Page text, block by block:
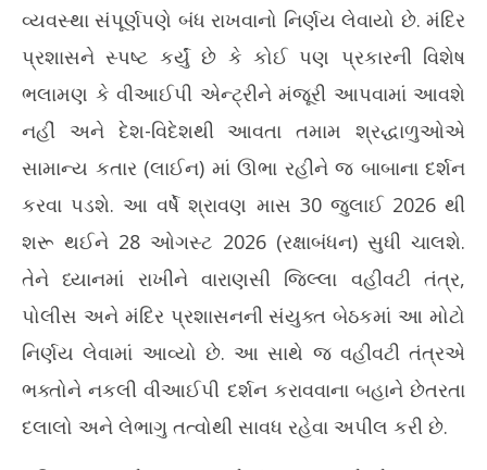
પવિત્ર શ્રાવણ માસમાં કાશી વિશ્વનાથ મંદિરમાં VIP અને પ્રોટોકોલ
દર્શન પર સદંતર પ્રતિબંધ
July
8,
2026
વ્યવસ્થા સંપૂર્ણપણે બંધ રાખવાનો નિર્ણય લેવાયો છે. મંદિર
પ્રશાસને સ્પષ્ટ કર્યું છે કે કોઈ પણ પ્રકારની વિશેષ
ભલામણ કે વીઆઈપી એન્ટ્રીને મંજૂરી આપવામાં આવશે
નહીં અને દેશ-વિદેશથી આવતા તમામ શ્રદ્ધાળુઓએ
સામાન્ય કતાર (લાઈન) માં ઊભા રહીને જ બાબાના દર્શન
કરવા પડશે. આ વર્ષે શ્રાવણ માસ 30 જુલાઈ 2026 થી
શરૂ થઈને 28 ઓગસ્ટ 2026 (રક્ષાબંધન) સુધી ચાલશે.
તેને ધ્યાનમાં રાખીને વારાણસી જિલ્લા વહીવટી તંત્ર,
પોલીસ અને મંદિર પ્રશાસનની સંયુક્ત બેઠકમાં આ મોટો
નિર્ણય લેવામાં આવ્યો છે. આ સાથે જ વહીવટી તંત્રએ
ભક્તોને નકલી વીઆઈપી દર્શન કરાવવાના બહાને છેતરતા
દલાલો અને લેભાગુ તત્વોથી સાવધ રહેવા અપીલ કરી છે.